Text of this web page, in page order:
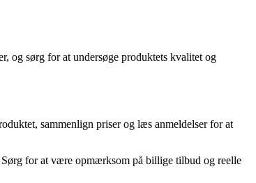
og sørg for at undersøge produktets kvalitet og
sammenlign priser og læs anmeldelser for at
for at være opmærksom på billige tilbud og reelle